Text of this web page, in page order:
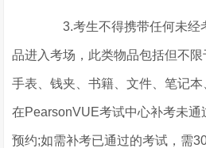
3.考生不得携带任何未经
品进入考场，此类物品包括但不限
手表、钱夹、书籍、文件、笔记
在PearsonVUE考试中心补考未通
预约;如需补考已通过的考试，需